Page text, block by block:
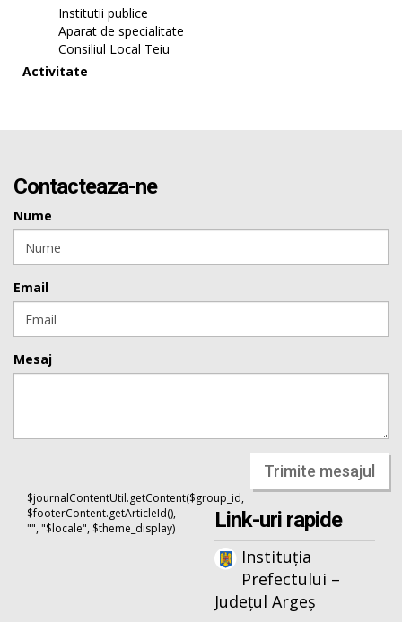
Institutii publice
Aparat de specialitate
Consiliul Local Teiu
Activitate
Contacteaza-ne
Nume
Email
Mesaj
Trimite mesajul
$journalContentUtil.getContent($group_id,
$footerContent.getArticleId(),
"", "$locale", $theme_display)
Link-uri rapide
Instituția
Prefectului –
Județul Argeș